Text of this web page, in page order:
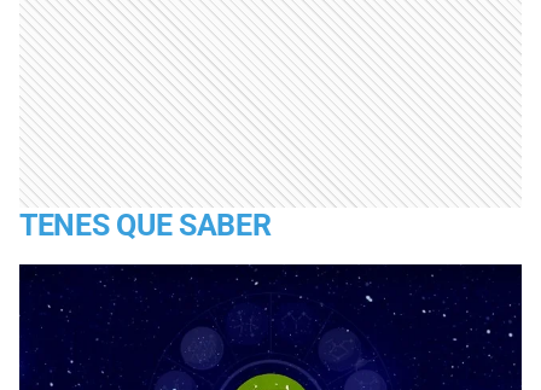
TENES QUE SABER